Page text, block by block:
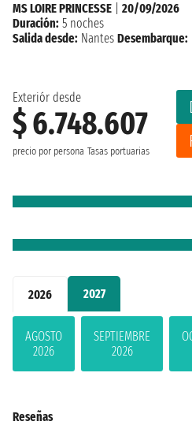
2026 2027
AGOSTO
2026
SEPTIEMBRE
2026
Exteriór desde
$ 6.748.607
precio por persona Tasas portuarias
MS LOIRE PRINCESSE
20/09/2026
Duración: 5 noches
Salida desde: Nantes Desembarque:
Reseñas